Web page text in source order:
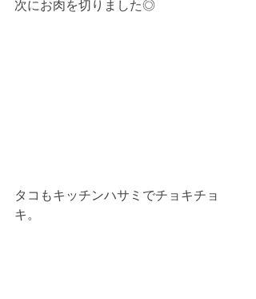
次にお肉を切りました◎
タコもキッチンハサミでチョキチョ
キ。